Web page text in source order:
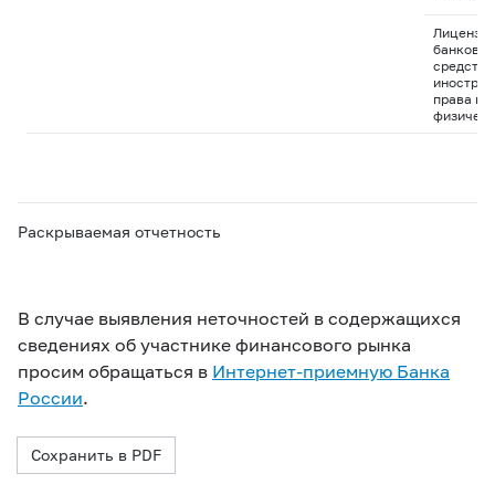
права
Раскрываемая отчетность
В случае выявления неточностей в содержащихся
сведениях об участнике финансового рынка
просим обращаться в Интернет-приемную Банка
России.
Сохранить в PDF